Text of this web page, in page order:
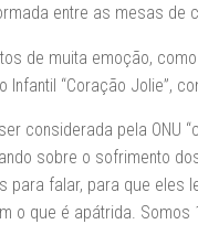
entre as mesas de
de muita emoção,
Infantil “Coração Jolie”,
considerada pela ONU
sobre o sofrimento
para falar, para que eles
o que é apátrida. Somos